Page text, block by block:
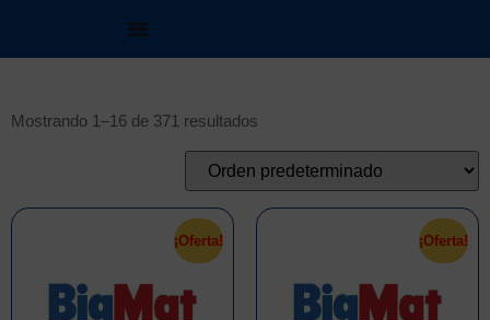
Mostrando 1–16 de 371 resultados
¡Oferta! ¡Oferta!